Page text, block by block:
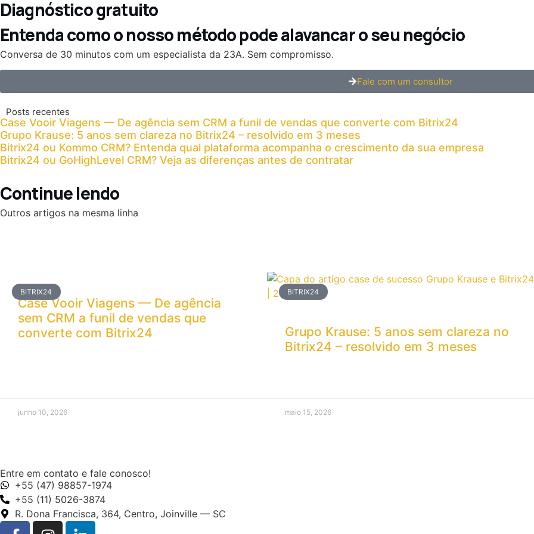
Diagnóstico gratuito
Entenda como o nosso método pode alavancar o seu negócio
Conversa de 30 minutos com um especialista da 23A. Sem compromisso.
Fale com um consultor
Posts recentes
Case Vooir Viagens — De agência sem CRM a funil de vendas que converte com Bitrix24
Grupo Krause: 5 anos sem clareza no Bitrix24 – resolvido em 3 meses
Bitrix24 ou Kommo CRM? Entenda qual plataforma acompanha o crescimento da sua empresa
Bitrix24 ou GoHighLevel CRM? Veja as diferenças antes de contratar
Continue lendo
Outros artigos na mesma linha
BITRIX24
Case Vooir Viagens — De agência
sem CRM a funil de vendas que
converte com Bitrix24
junho 10, 2026
BITRIX24
Grupo Krause: 5 anos sem clareza no
Bitrix24 – resolvido em 3 meses
maio 15, 2026
Entre em contato e fale conosco!
+55 (47) 98857-1974
+55 (11) 5026-3874
R. Dona Francisca, 364, Centro, Joinville — SC